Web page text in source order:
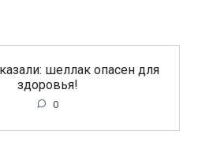
шеллак опасен для
здоровья!
0